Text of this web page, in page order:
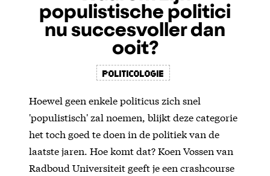
populistische politici
nu succesvoller dan
ooit?
politicologie
Hoewel geen enkele politicus zich snel
'populistisch' zal noemen, blijkt deze categorie
het toch goed te doen in de politiek van de
laatste jaren. Hoe komt dat? Koen Vossen van
Radboud Universiteit geeft je een crashcourse